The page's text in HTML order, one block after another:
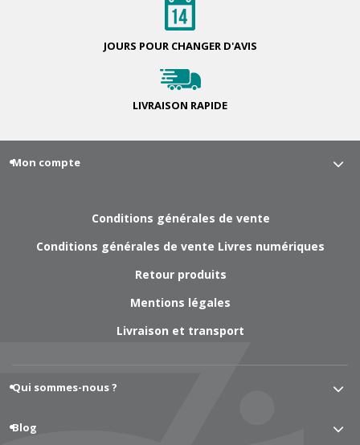
JOURS POUR CHANGER D'AVIS
LIVRAISON RAPIDE
Mon compte
Conditions générales de vente
Conditions générales de vente Livres numériques
Retour produits
Mentions légales
Livraison et transport
Qui sommes-nous ?
Blog